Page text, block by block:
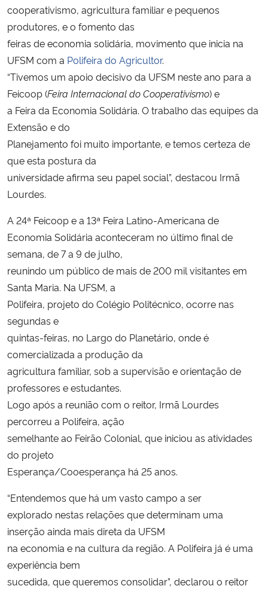
Controladoria-Geral da União
Ministério da Mulher, da Família e dos Direitos Humanos
Secretaria-Geral
Secretaria de Governo
Gabinete de Segurança Institucional
Advocacia-Geral da União
Planalto
cooperativismo, agricultura familiar e pequenos
produtores, e o fomento das
feiras de economia solidária, movimento que inicia na
UFSM com a Polifeira do Agricultor.
“Tivemos um apoio decisivo da UFSM neste ano para a
Feicoop (Feira Internacional do Cooperativismo) e
a Feira da Economia Solidária. O trabalho das equipes da
Extensão e do
Planejamento foi muito importante, e temos certeza de
que esta postura da
universidade afirma seu papel social”, destacou Irmã
Lourdes.
A 24ª Feicoop e a 13ª Feira Latino-Americana de
Economia Solidária aconteceram no último final de
semana, de 7 a 9 de julho,
reunindo um público de mais de 200 mil visitantes em
Santa Maria. Na UFSM, a
Polifeira, projeto do Colégio Politécnico, ocorre nas
segundas e
quintas-feiras, no Largo do Planetário, onde é
comercializada a produção da
agricultura familiar, sob a supervisão e orientação de
professores e estudantes.
Logo após a reunião com o reitor, Irmã Lourdes
percorreu a Polifeira, ação
semelhante ao Feirão Colonial, que iniciou as atividades
do projeto
Esperança/Cooesperança há 25 anos.
“Entendemos que há um vasto campo a ser
explorado nestas relações que determinam uma
inserção ainda mais direta da UFSM
na economia e na cultura da região. A Polifeira já é uma
experiência bem
sucedida, que queremos consolidar”, declarou o reitor